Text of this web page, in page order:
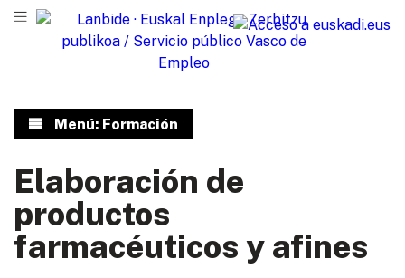
Menú: Formación
Elaboración de
productos
farmacéuticos y afines